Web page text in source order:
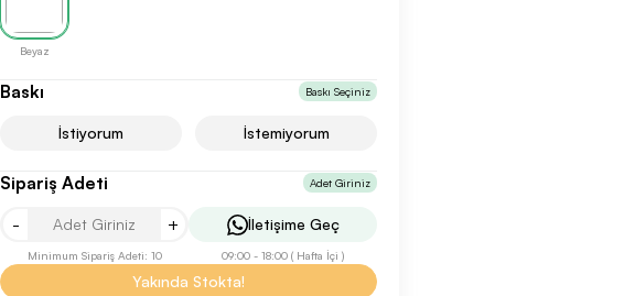
Beyaz
Baskı Baskı Seçiniz
İstiyorum İstemiyorum
Sipariş Adeti Adet Giriniz
- +
Minimum Sipariş Adeti: 10
İletişime Geç
09:00 - 18:00 ( Hafta İçi )
Yakında Stokta!